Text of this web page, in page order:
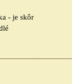
- je skôr